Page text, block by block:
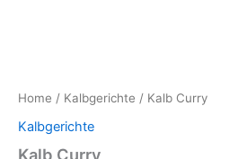
Home / Kalbgerichte / Kalb Curry
Kalbgerichte
Kalb Curry